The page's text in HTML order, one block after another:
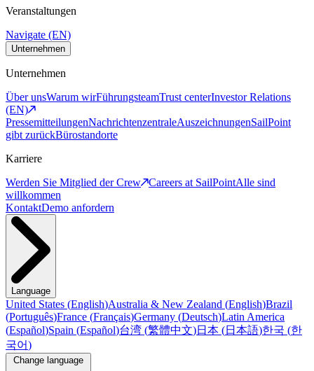
Veranstaltungen
Navigate (EN)
Unternehmen
Unternehmen
Über unsWarum wirFührungsteamTrust centerInvestor Relations
(EN)
PressemitteilungenNachrichtenzentraleAuszeichnungenSailPoint
gibt zurückBürostandorte
Karriere
Werden Sie Mitglied der Crew
Careers at SailPointAlle sind
willkommen
KontaktDemo anfordern
Language
United States (English)Australia & New Zealand (English)Brazil
(Português)France (Français)Germany (Deutsch)Latin America
(Español)Spain (Español)台湾 (繁體中文)日本 (日本語)한국 (한
국어)
Change language